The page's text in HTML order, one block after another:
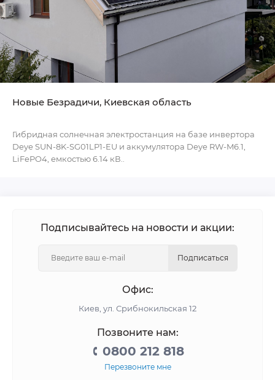
Новые Безрадичи, Киевская область
Гибридная солнечная электростанция на базе инвертора
Deye SUN-8K-SG01LP1-EU и аккумулятора Deye RW-M6.1,
LiFePO4, емкостью 6.14 кВ..
Подписывайтесь на новости и акции:
Подписаться
Офис:
Киев, ул. Срибнокильская 12
Позвоните нам:
0800 212 818
Перезвоните мне